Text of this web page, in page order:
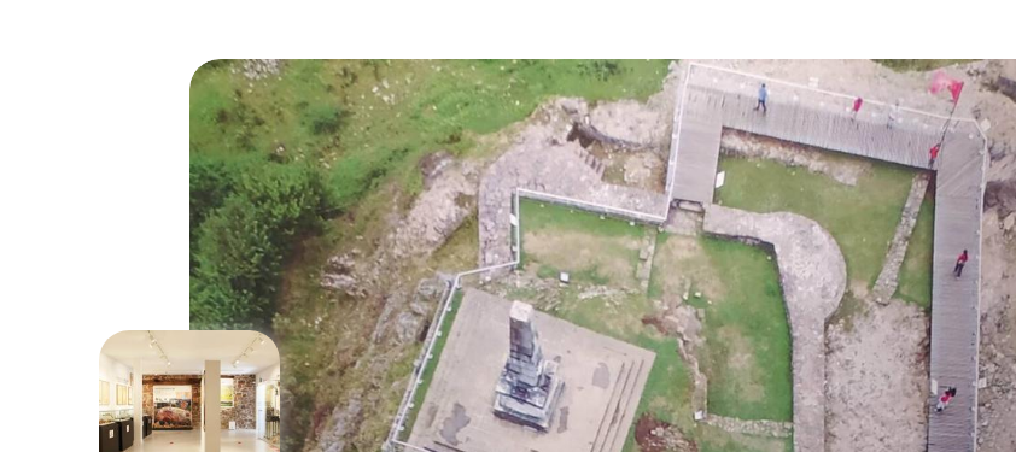
Précédent